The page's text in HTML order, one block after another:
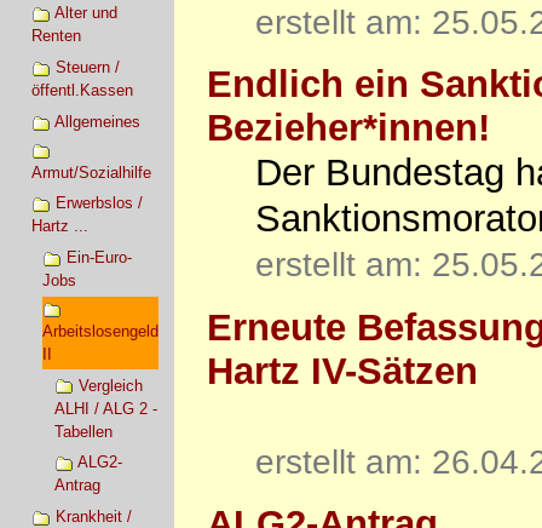
Alter und
Renten
Steuern /
öffentl.Kassen
Allgemeines
Armut/Sozialhilfe
Erwerbslos /
Hartz ...
Ein-Euro-
Jobs
Arbeitslosengeld
Vergleich
ALHI / ALG 2 -
Tabellen
ALG2-
Antrag
Krankheit /
erstellt am:
Endlich ein
Bezieher*innen!
Der Bundestag
erstellt am:
Erneute
Hartz IV-Sätzen
erstellt am: